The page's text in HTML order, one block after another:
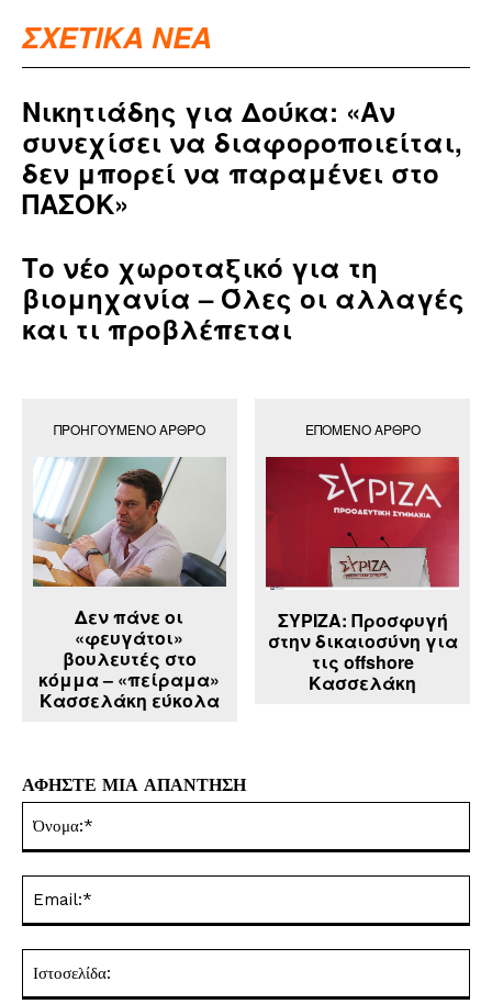
ΣΧΕΤΙΚΑ ΝΕΑ
Νικητιάδης για Δούκα: «Αν
συνεχίσει να διαφοροποιείται,
δεν μπορεί να παραμένει στο
ΠΑΣΟΚ»
Το νέο χωροταξικό για τη
βιομηχανία – Όλες οι αλλαγές
και τι προβλέπεται
ΠΡΟΗΓΟΎΜΕΝΟ ΆΡΘΡΟ
Δεν πάνε οι
«φευγάτοι»
βουλευτές στο
κόμμα – «πείραμα»
Κασσελάκη εύκολα
ΕΠΌΜΕΝΟ ΆΡΘΡΟ
ΣΥΡΙΖΑ: Προσφυγή
στην δικαιοσύνη για
τις offshore
Κασσελάκη
ΑΦΗΣΤΕ ΜΙΑ ΑΠΑΝΤΗΣΗ